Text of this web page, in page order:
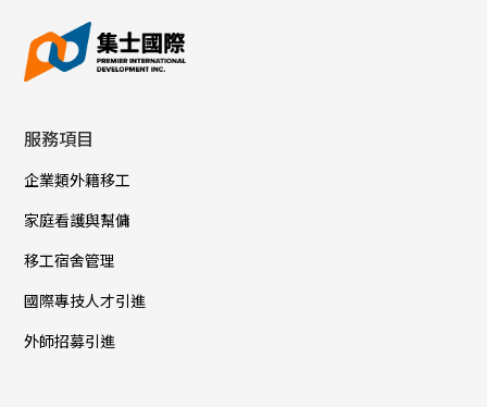
服務項目
企業類外籍移工
家庭看護與幫傭
移工宿舍管理
國際專技人才引進
外師招募引進